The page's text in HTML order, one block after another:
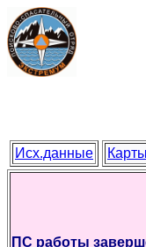
Исх.данные Карты
ПС работы